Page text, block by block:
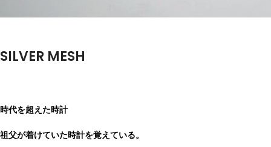
SILVER MESH
時代を超えた時計
祖父が着けていた時計を覚えている。